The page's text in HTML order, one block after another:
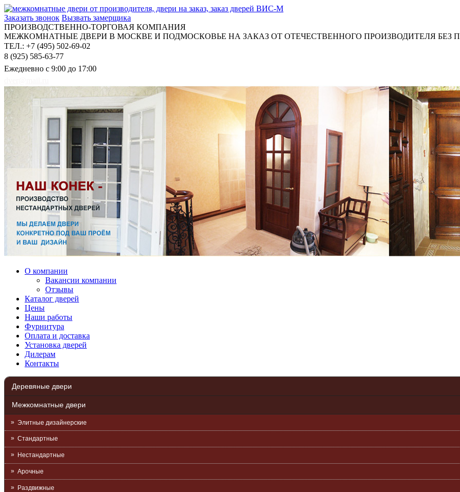
Заказать звонок Вызвать замерщика
ПРОИЗВОДСТВЕННО-ТОРГОВАЯ КОМПАНИЯ
МЕЖКОМНАТНЫЕ ДВЕРИ В МОСКВЕ И ПОДМОСКОВЬЕ НА ЗАКАЗ ОТ ОТЕЧЕСТВЕННОГО ПРОИЗВОДИТЕЛЯ БЕЗ
ТЕЛ.: +7 (495) 502-69-02
8 (925) 585-63-77
Ежедневно с 9:00 до 17:00
О компании
Вакансии компании
Отзывы
Каталог дверей
Цены
Наши работы
Фурнитура
Оплата и доставка
Установка дверей
Дилерам
Контакты
Деревяные двери
Межкомнатные двери
Элитные дизайнерские
Стандартные
Нестандартные
Арочные
Раздвижные